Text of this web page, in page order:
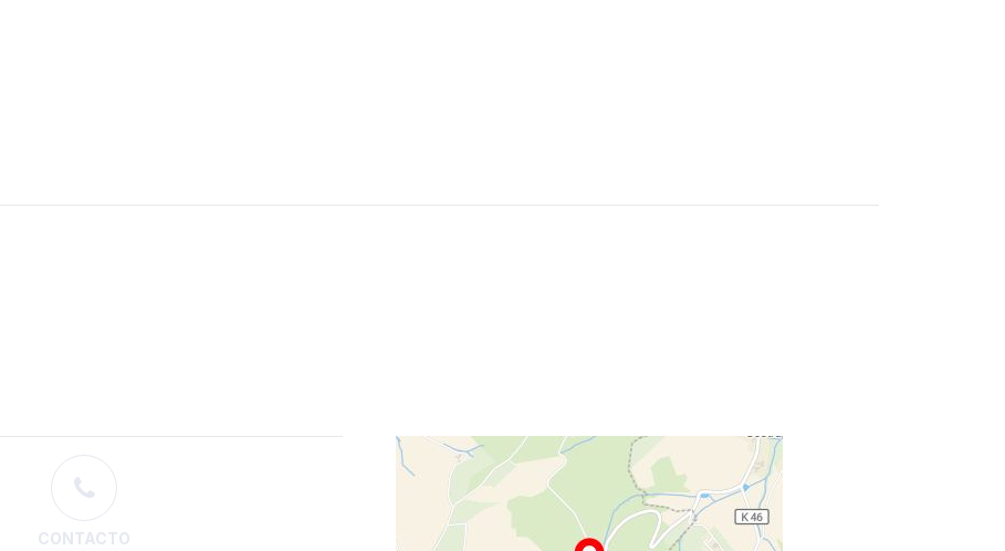
CONTACTO